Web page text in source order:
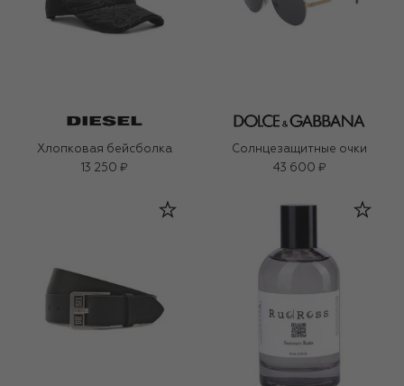
Хлопковая бейсболка
13 250 ₽
Солнцезащитные очки
43 600 ₽